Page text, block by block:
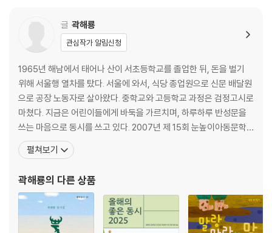
글 곽해룡
관심작가 알림신청
1965년 해남에서 태어나 산이 서초등학교를 졸업한 뒤, 돈을 벌기
위해 서울행 열차를 탔다. 서울에 와서, 식당 종업원으로 신문 배달원
으로 공장 노동자로 살아왔다. 중학교와 고등학교 과정은 검정고시로
마쳤다. 지금은 어린이들에게 바둑을 가르치며, 하루하루 반성문을
쓰는 마음으로 동시를 쓰고 있다. 2007년 제 15회 눈높이아동문학
대전 동시 부문에 당선되었고, 제6회 푸른문학상 새로운 시인상을 받
았으며 오늘의 동시문학상, 김장생문학상, 연필시문학상, 전태일문
『입술 우표』, 『이 세상 절반은 나』, 『축구공
펼쳐보기
곽해룡의 다른 상품